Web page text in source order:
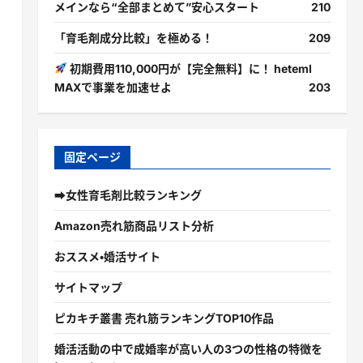
メインなら“全部まとめて”安心スタート
210
「育毛剤成分比較」を極める！ 209
初期費用110,000円が【完全無料】に！ heteml
MAXで事業を加速せよ
203
固定ページ
➡女性育毛剤比較ランキング
Amazon売れ筋商品リスト分析
おススメ・婚活サイト
サイトマップ
ピカキチ叢書 売れ筋ランキングTOP10作品
婚活活動の中で成婚率が高い人の3つの性格の特徴を